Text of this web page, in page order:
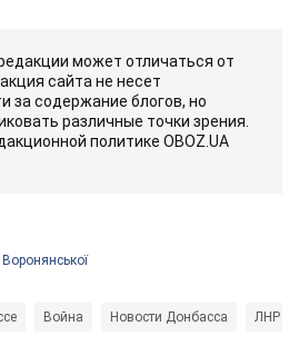
может отличаться от
сайта не несет
за содержание блогов, но
различные точки зрения.
политике OBOZ.UA
Война Новости Донбасса ЛНР